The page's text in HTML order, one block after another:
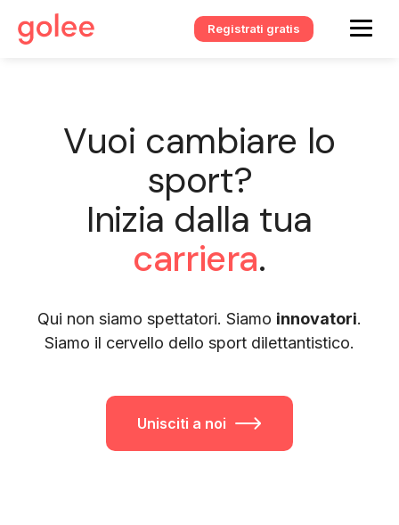
Registrati gratis
Vuoi cambiare lo
sport?
Inizia dalla tua
carriera.
Qui non siamo spettatori. Siamo innovatori.
Siamo il cervello dello sport dilettantistico.
Unisciti a noi